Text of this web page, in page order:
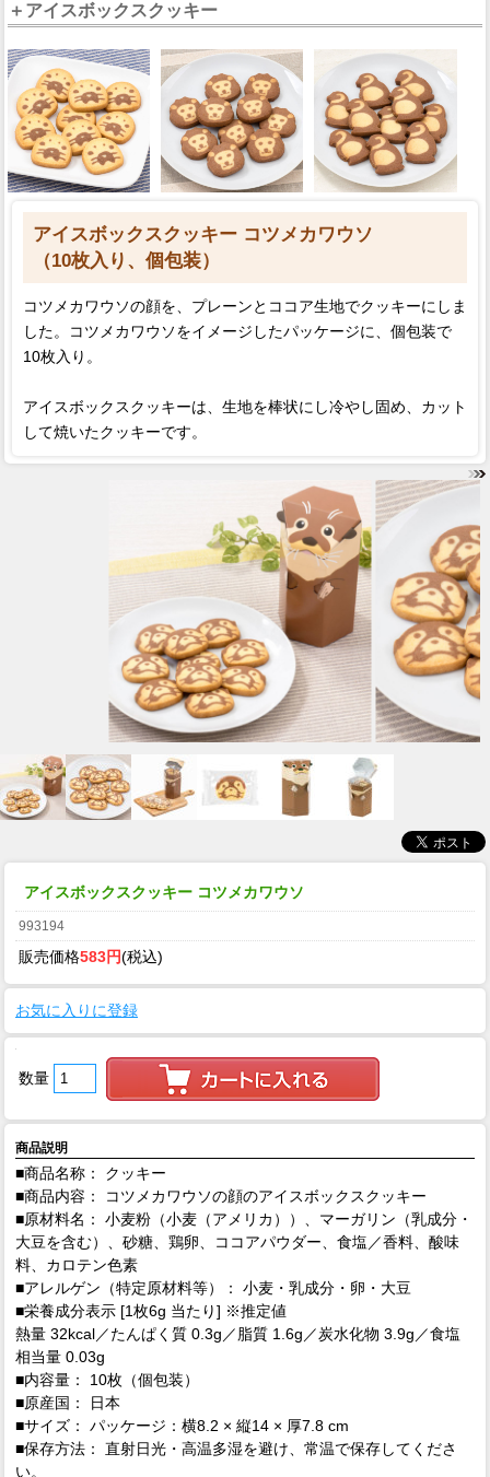
＋アイスボックスクッキー
アイスボックスクッキー コツメカワウソ
（10枚入り、個包装）
コツメカワウソの顔を、プレーンとココア生地でクッキーにしま
した。コツメカワウソをイメージしたパッケージに、個包装で
10枚入り。
アイスボックスクッキーは、生地を棒状にし冷やし固め、カット
して焼いたクッキーです。
アイスボックスクッキー コツメカワウソ
993194
販売価格583円(税込)
お気に入りに登録
数量
商品説明
■商品名称： クッキー
■商品内容： コツメカワウソの顔のアイスボックスクッキー
■原材料名： 小麦粉（小麦（アメリカ））、マーガリン（乳成分・
大豆を含む）、砂糖、鶏卵、ココアパウダー、食塩／香料、酸味
料、カロテン色素
■アレルゲン（特定原材料等）： 小麦・乳成分・卵・大豆
■栄養成分表示 [1枚6g 当たり] ※推定値
熱量 32kcal／たんぱく質 0.3g／脂質 1.6g／炭水化物 3.9g／食塩
相当量 0.03g
■内容量： 10枚（個包装）
■原産国： 日本
■サイズ： パッケージ：横8.2 × 縦14 × 厚7.8 cm
■保存方法： 直射日光・高温多湿を避け、常温で保存してくださ
い。